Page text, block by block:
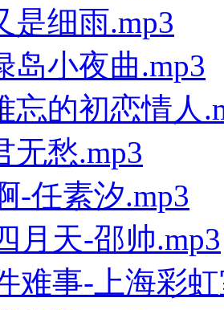
是细雨.mp3
岛小夜曲.mp3
忘的初恋情人
无愁.mp3
-任素汐.mp3
月天-邵帅.mp3
难事-上海彩